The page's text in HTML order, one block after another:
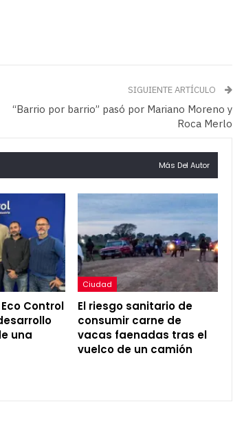
SIGUIENTE ARTÍCULO
“Barrio por barrio” pasó por Mariano Moreno y
Roca Merlo
Más Del Autor
Control
una
Ciudad
El riesgo sanitario de
consumir carne de
vacas faenadas tras el
vuelco de un camión